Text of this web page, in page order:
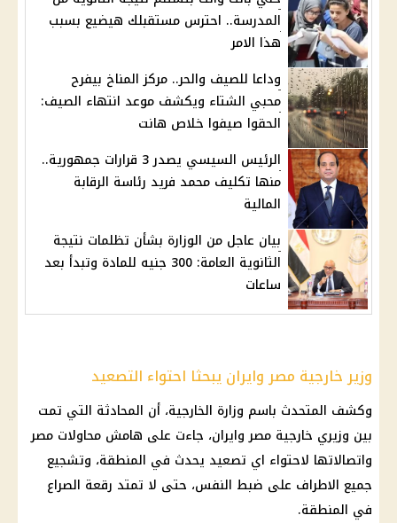
المدرسة.. احترس مستقبلك هيضيع بسبب
هذا الامر
وداعا للصيف والحر.. مركز المناخ بيفرح
محبي الشتاء ويكشف موعد انتهاء الصيف:
الحقوا صيفوا خلاص هانت
الرئيس السيسي يصدر 3 قرارات جمهورية..
منها تكليف محمد فريد رئاسة الرقابة
المالية
بيان عاجل من الوزارة بشأن تظلمات نتيجة
الثانوية العامة: 300 جنيه للمادة وتبدأ بعد
ساعات
وزير خارجية مصر وايران يبحثا احتواء التصعيد
وكشف المتحدث باسم وزارة الخارجية، أن المحادثة التي تمت
بين وزيري خارجية مصر وايران، جاءت على هامش محاولات مصر
واتصالاتها لاحتواء اي تصعيد يحدث في المنطقة، وتشجيع
جميع الاطراف على ضبط النفس، حتى لا تمتد رقعة الصراع
في المنطقة.